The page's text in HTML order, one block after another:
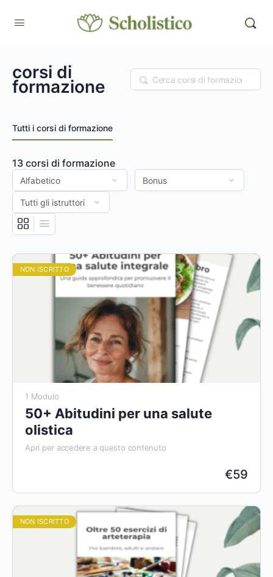
corsi di
formazione Ricerca
Tutti i corsi di formazione
13 corsi di formazione
NON ISCRITTO
1 Modulo
50+ Abitudini per una salute
olistica
Apri per accedere a questo contenuto
€59
NON ISCRITTO